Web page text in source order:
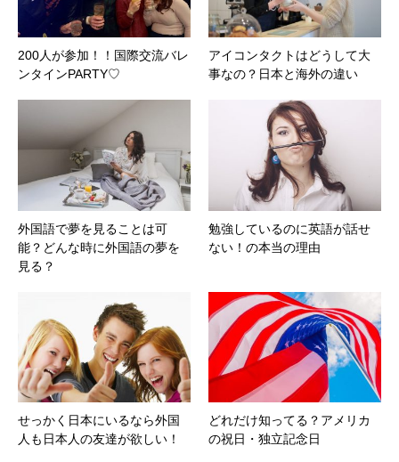
200人が参加！！国際交流バレ
ンタインPARTY♡
アイコンタクトはどうして大
事なの？日本と海外の違い
外国語で夢を見ることは可
能？どんな時に外国語の夢を
見る？
勉強しているのに英語が話せ
ない！の本当の理由
せっかく日本にいるなら外国
人も日本人の友達が欲しい！
どれだけ知ってる？アメリカ
の祝日・独立記念日